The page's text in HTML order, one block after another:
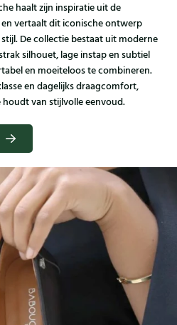
haalt zijn inspiratie uit de
vertaalt dit iconische ontwerp
De collectie bestaat uit moderne
silhouet, lage instap en subtiel
en moeiteloos te combineren.
en dagelijks draagcomfort,
van stijlvolle eenvoud.